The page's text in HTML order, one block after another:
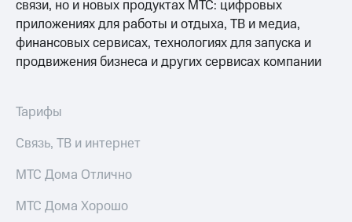
и
аудит
Рынок
акций
выкупа
Дивиденды
облигаций
связи, но и новых продуктах МТС: цифровых
приложениях для работы и отдыха, ТВ и медиа,
финансовых сервисах, технологиях для запуска и
продвижения бизнеса и других сервисах компании
Тарифы
Связь, ТВ и интернет
МТС Дома Отлично
МТС Дома Хорошо